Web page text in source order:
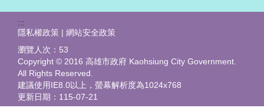
:::
隱私權政策 | 網站安全政策
瀏覽人次： 53
Copyright © 2016 高雄市政府 Kaohsiung City Government.
All Rights Reserved.
建議使用IE8.0以上，螢幕解析度為1024x768
更新日期： 115-07-21